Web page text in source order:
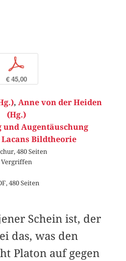
p
€ 45,00
, Anne von der Heiden
(Hg.)
und Augentäuschung
Lacans Bildtheorie
480 Seiten
Vergriffen
480 Seiten
Schein ist, der
das, was den
Platon auf gegen